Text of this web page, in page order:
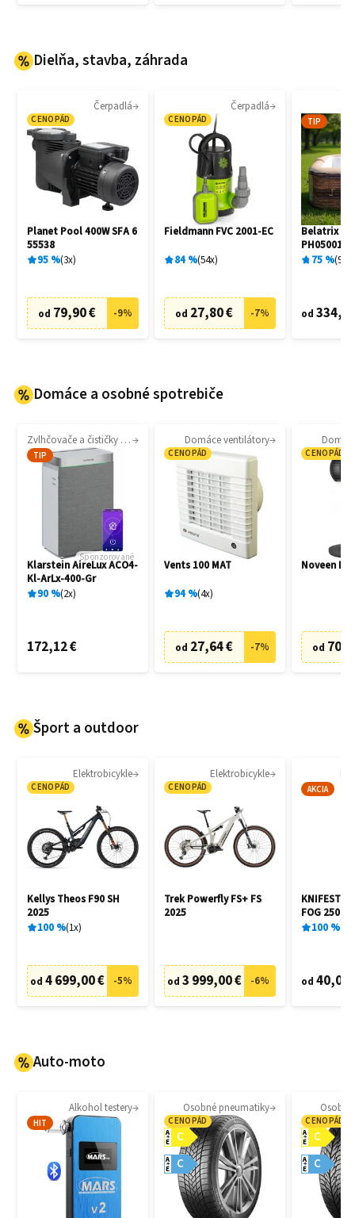
Dielňa, stavba, záhrada
Čerpadlá
CENOPÁD
Planet Pool 400W SFA 6
55538
95% 3x
od 79,90 € -9%
Čerpadlá
CENOPÁD
Fieldmann FVC 2001-EC
84% 54x
od 27,80 € -7%
TIP
Belatrix
PH050013S
75% 9
od
Domáce a osobné spotrebiče
Zvlhčovače a čističky vzduchu
TIP
Sponzorované
Klarstein AireLux ACO4-
Kl-ArLx-400-Gr
90% 2x
172,12 €
Domáce ventilátory
CENOPÁD
Vents 100 MAT
94% 4x
od 27,64 € -7%
CENOPÁD
Noveen
od
Šport a outdoor
Elektrobicykle
CENOPÁD
Kellys Theos F90 SH
2025
100% 1x
od 4 699,00 € -5%
Elektrobicykle
CENOPÁD
Trek Powerfly FS+ FS
2025
od 3 999,00 € -6%
AKCIA
FOG 250 ml
100%
od 40,00
Auto-moto
Alkohol testery
HIT
Osobné pneumatiky
CENOPÁD
C
A
E
C
A
E
CENOPÁD
C
A
E
C
A
E